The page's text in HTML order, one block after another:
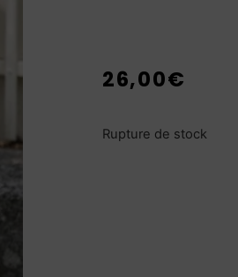
26,00€
Rupture de stock